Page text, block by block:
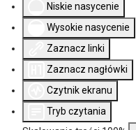
Niskie nasycenie
Wysokie nasycenie
Zaznacz linki
Zaznacz nagłówki
Czytnik ekranu
Tryb czytania